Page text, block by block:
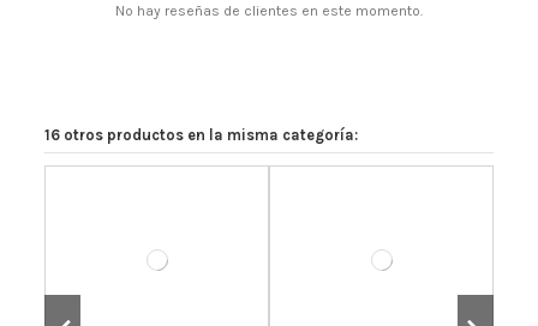
No hay reseñas de clientes en este momento.
16 otros productos en la misma categoría: